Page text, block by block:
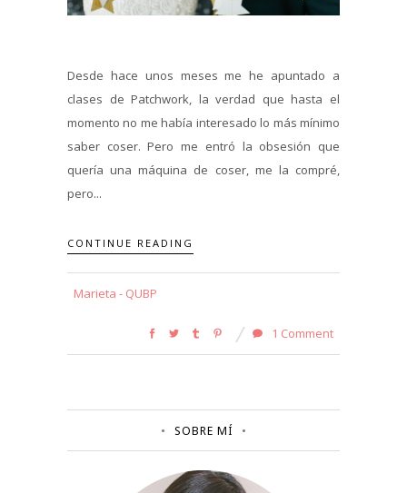
Desde hace unos meses me he apuntado a
clases de Patchwork, la verdad que hasta el
momento no me había interesado lo más mínimo
saber coser. Pero me entró la obsesión que
quería una máquina de coser, me la compré,
pero...
CONTINUE READING
Marieta - QUBP
1 Comment
SOBRE MÍ